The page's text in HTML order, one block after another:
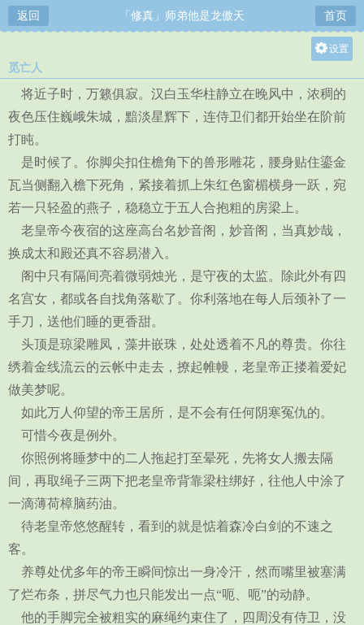
返回 「修真」师弟他是龙傲天 首页
设置
大
中
觅亡人
将近子时，万籁俱寂。汉白玉华柱静立在晚风中，浓稠的
夜色压住巍峨朱城，黯淡星辉下，连侍卫们都开始坐在阶前
打盹。
是时候了。你脚尖扣住檐角下的兽形雕花，腰身贴住鎏金
瓦当侧翻入檐下死角，紧接着抓上朱红色窗楣横身一跃，宛
若一只轻盈的燕子，稳稳立于五人合抱粗的房梁上。
老皇帝今夜宿的这座高台名妙音阁，妙音阁，当真妙哉，
换成太和殿还真不容易潜入。
阁中只有隔间亮着微弱烛光，是守夜的太监。除此外有四
名宫女，都或各自找角落歇了。你利落地在每人后颈补了一
手刀，送他们睡的更香甜。
头顶是琼梁雕凤，藻井嵌珠，处处透着不凡的尊贵。你往
绣着金线流云的云帐中走去，撩起帷幔，老皇帝正搂着爱妃
做美梦呢。
如此万人仰望的帝王居所，是不会有任何阴寒冤仇的。
可惜今夜是例外。
你照例将睡梦中的二人拖起打至晕死，先将女人搬去隔
间，再取绳子三两下把老皇帝背靠梁柱绑好，往他人中涂了
一滴薄荷樟脑药油。
待老皇帝悠悠醒转，看到的就是惦着森冷白剑的不速之
客。
养尊处优多年的帝王瞬间惊出一身冷汗，然而嘴里被塞满
了烂布条，拼尽气力也只能发出一点“呃、呃”的动静。
他的手脚完全被粗实的麻绳约束住了，四周没有侍卫，没